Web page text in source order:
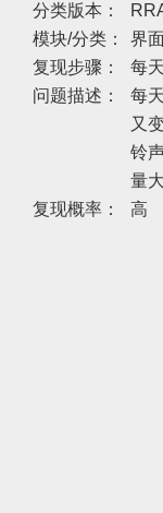
分类版本：
模块/分类：
界
复现步骤：
每
问题描述：
每
又
铃
量
复现概率：
高